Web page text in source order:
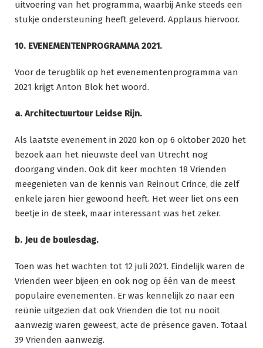
uitvoering van het programma, waarbij Anke steeds een
stukje ondersteuning heeft geleverd. Applaus hiervoor.
10. EVENEMENTENPROGRAMMA 2021.
Voor de terugblik op het evenementenprogramma van
2021 krijgt Anton Blok het woord.
a. Architectuurtour Leidse Rijn.
Als laatste evenement in 2020 kon op 6 oktober 2020 het
bezoek aan het nieuwste deel van Utrecht nog
doorgang vinden. Ook dit keer mochten 18 Vrienden
meegenieten van de kennis van Reinout Crince, die zelf
enkele jaren hier gewoond heeft. Het weer liet ons een
beetje in de steek, maar interessant was het zeker.
b. Jeu de boulesdag.
Toen was het wachten tot 12 juli 2021. Eindelijk waren de
Vrienden weer bijeen en ook nog op één van de meest
populaire evenementen. Er was kennelijk zo naar een
reünie uitgezien dat ook Vrienden die tot nu nooit
aanwezig waren geweest, acte de présence gaven. Totaal
39 Vrienden aanwezig.